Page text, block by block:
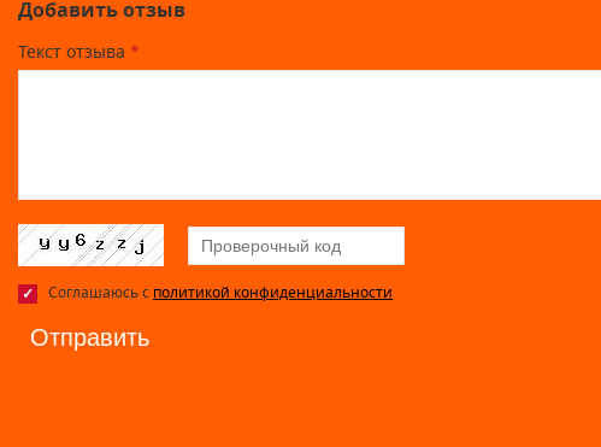
Добавить отзыв
Текст отзыва *
Соглашаюсь с политикой конфиденциальности
Отправить